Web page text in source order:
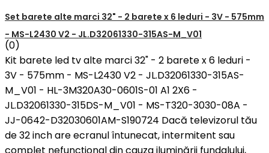
Set barete alte marci 32" - 2 barete x 6 leduri - 3V - 575mm
- MS-L2430 V2 - JL.D32061330-315AS-M_V01
(0)
Kit barete led tv alte marci 32" - 2 barete x 6 leduri -
3V - 575mm - MS-L2430 V2 - JL.D32061330-315AS-
M_V01 - HL-3M320A30-0601S-01 A1 2X6 -
JL.D32061330-315DS-M_V01 - MS-T320-3030-08A -
JJ-0642-D32030601AM-S190724 Dacă televizorul tău
de 32 inch are ecranul întunecat, intermitent sau
complet nefuncțional din cauza iluminării fundalului,